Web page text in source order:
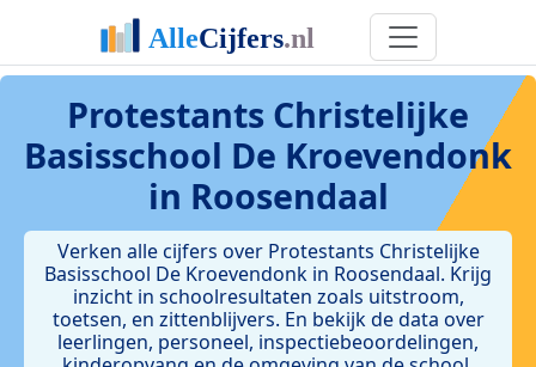
Protestants Christelijke
Basisschool De Kroevendonk
in Roosendaal
Verken alle cijfers over Protestants Christelijke
Basisschool De Kroevendonk in Roosendaal. Krijg
inzicht in schoolresultaten zoals uitstroom,
toetsen, en zittenblijvers. En bekijk de data over
leerlingen, personeel, inspectiebeoordelingen,